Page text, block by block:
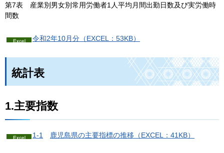
第7表 産業別男女別常用労働者1人平均月間出勤日数及び実労働時
間数
令和2年10月分（EXCEL：53KB）
統計表
1.主要指数
1-1 鹿児島県の主要指標の推移（EXCEL：41KB）